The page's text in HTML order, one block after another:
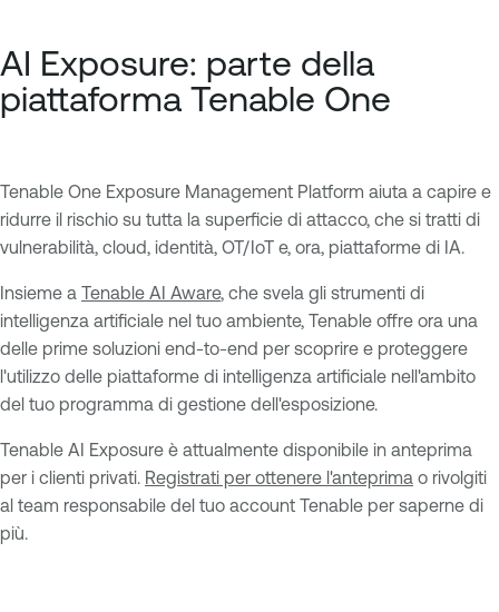
AI Exposure: parte della
piattaforma Tenable One
Tenable One Exposure Management Platform aiuta a capire e
ridurre il rischio su tutta la superficie di attacco, che si tratti di
vulnerabilità, cloud, identità, OT/IoT e, ora, piattaforme di IA.
Insieme a Tenable AI Aware, che svela gli strumenti di
intelligenza artificiale nel tuo ambiente, Tenable offre ora una
delle prime soluzioni end-to-end per scoprire e proteggere
l'utilizzo delle piattaforme di intelligenza artificiale nell'ambito
del tuo programma di gestione dell'esposizione.
Tenable AI Exposure è attualmente disponibile in anteprima
per i clienti privati. Registrati per ottenere l'anteprima o rivolgiti
al team responsabile del tuo account Tenable per saperne di
più.